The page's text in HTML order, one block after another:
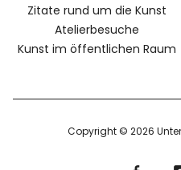
Zitate rund um die Kunst
Atelierbesuche
Kunst im öffentlichen Raum
Copyright © 2026